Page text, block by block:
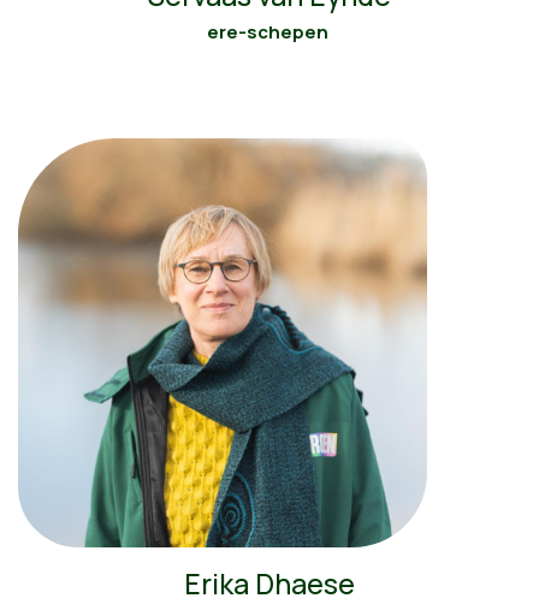
ere-schepen
Erika Dhaese